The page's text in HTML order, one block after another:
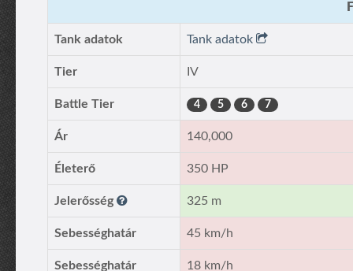
Tank adatok Tank adatok
Tier IV
Battle Tier 4 5 6 7
Ár 140,000
Életerő 350 HP
Jelerősség 325 m
Sebességhatár 45 km/h
Sebességhatár
18 km/h